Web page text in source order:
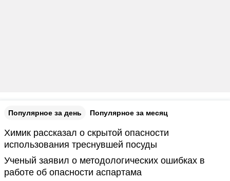
Популярное за день Популярное за месяц
Химик рассказал о скрытой опасности
использования треснувшей посуды
Ученый заявил о методологических ошибках в
работе об опасности аспартама